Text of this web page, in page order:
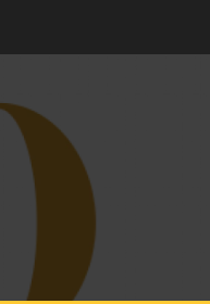
Batam,
Diambil
Rakyat
0
Ajukan
Wali
Soroti
Resahkan